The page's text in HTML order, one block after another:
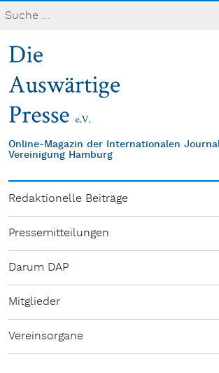
Online-Magazin der Internationalen
Vereinigung Hamburg
Redaktionelle Beiträge
Pressemitteilungen
Darum DAP
Mitglieder
Vereinsorgane